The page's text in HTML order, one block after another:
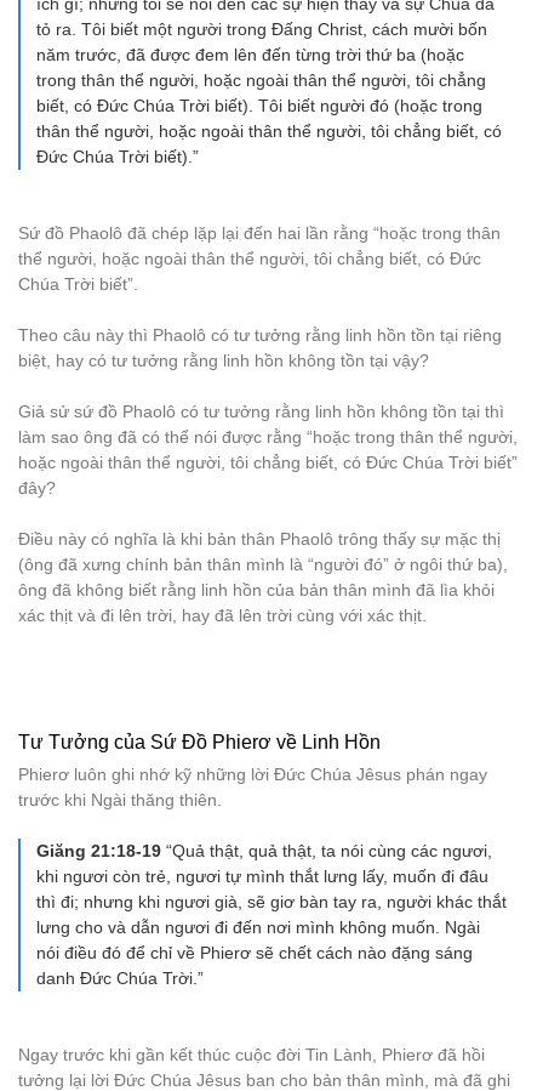
tỏ ra. Tôi biết một người trong Đấng Christ, cách mười bốn
năm trước, đã được đem lên đến từng trời thứ ba (hoặc
trong thân thể người, hoặc ngoài thân thể người, tôi chẳng
biết, có Đức Chúa Trời biết). Tôi biết người đó (hoặc trong
thân thể người, hoặc ngoài thân thể người, tôi chẳng biết, có
Đức Chúa Trời biết).”
Sứ đồ Phaolô đã chép lặp lại đến hai lần rằng “hoặc trong thân
thể người, hoặc ngoài thân thể người, tôi chẳng biết, có Đức
Chúa Trời biết”.
Theo câu này thì Phaolô có tư tưởng rằng linh hồn tồn tại riêng
biệt, hay có tư tưởng rằng linh hồn không tồn tại vậy?
Giả sử sứ đồ Phaolô có tư tưởng rằng linh hồn không tồn tại thì
làm sao ông đã có thể nói được rằng “hoặc trong thân thể người,
hoặc ngoài thân thể người, tôi chẳng biết, có Đức Chúa Trời biết”
đây?
Điều này có nghĩa là khi bản thân Phaolô trông thấy sự mặc thị
(ông đã xưng chính bản thân mình là “người đó” ở ngôi thứ ba),
ông đã không biết rằng linh hồn của bản thân mình đã lìa khỏi
xác thịt và đi lên trời, hay đã lên trời cùng với xác thịt.
Tư Tưởng của Sứ Đồ Phierơ về Linh Hồn
Phierơ luôn ghi nhớ kỹ những lời Đức Chúa Jêsus phán ngay
trước khi Ngài thăng thiên.
Giăng 21:18-19 “Quả thật, quả thật, ta nói cùng các ngươi,
khi ngươi còn trẻ, ngươi tự mình thắt lưng lấy, muốn đi đâu
thì đi; nhưng khi ngươi già, sẽ giơ bàn tay ra, người khác thắt
lưng cho và dẫn ngươi đi đến nơi mình không muốn. Ngài
nói điều đó để chỉ về Phierơ sẽ chết cách nào đặng sáng
danh Đức Chúa Trời.”
Ngay trước khi gần kết thúc cuộc đời Tin Lành, Phierơ đã hồi
tưởng lại lời Đức Chúa Jêsus ban cho bản thân mình, mà đã ghi